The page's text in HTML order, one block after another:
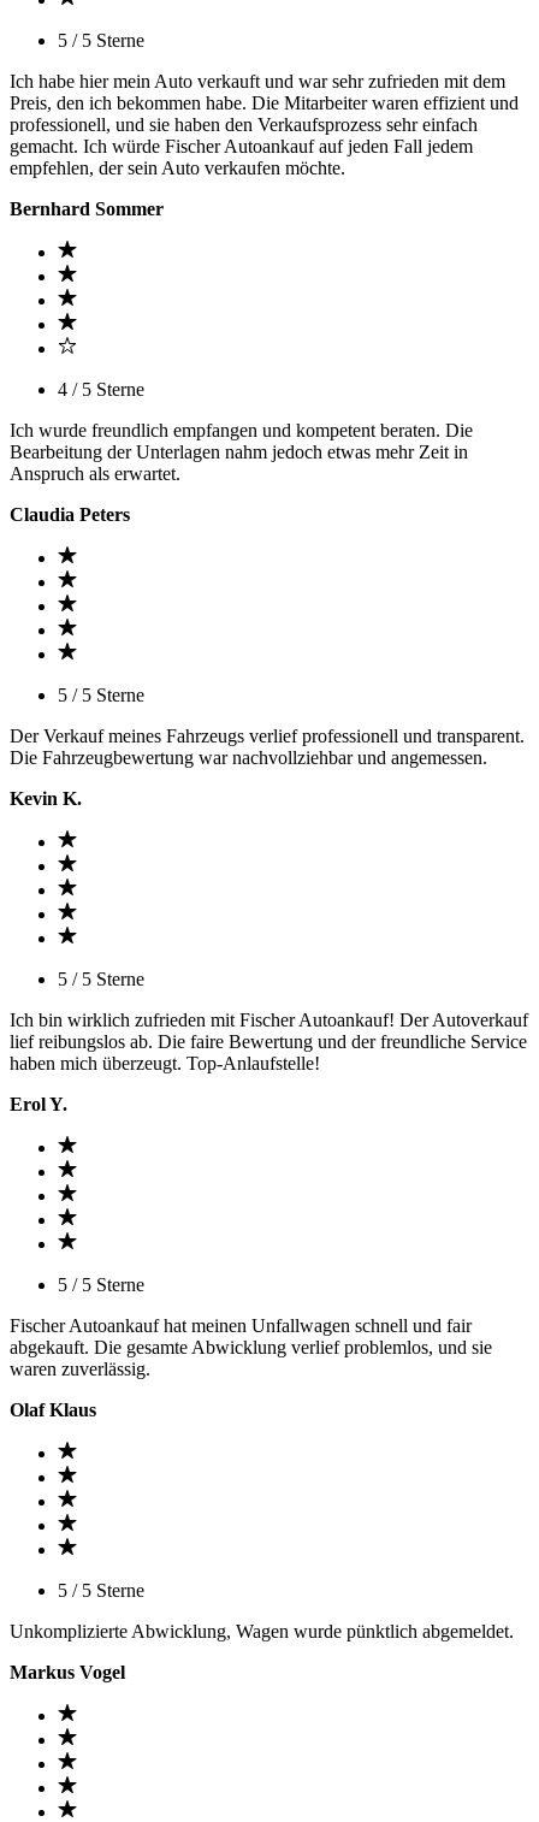
5 / 5 Sterne
Ich habe hier mein Auto verkauft und war sehr zufrieden mit dem
Preis, den ich bekommen habe. Die Mitarbeiter waren effizient und
professionell, und sie haben den Verkaufsprozess sehr einfach
gemacht. Ich würde Fischer Autoankauf auf jeden Fall jedem
empfehlen, der sein Auto verkaufen möchte.
Bernhard Sommer
4 / 5 Sterne
Ich wurde freundlich empfangen und kompetent beraten. Die
Bearbeitung der Unterlagen nahm jedoch etwas mehr Zeit in
Anspruch als erwartet.
Claudia Peters
5 / 5 Sterne
Der Verkauf meines Fahrzeugs verlief professionell und transparent.
Die Fahrzeugbewertung war nachvollziehbar und angemessen.
Kevin K.
5 / 5 Sterne
Ich bin wirklich zufrieden mit Fischer Autoankauf! Der Autoverkauf
lief reibungslos ab. Die faire Bewertung und der freundliche Service
haben mich überzeugt. Top-Anlaufstelle!
Erol Y.
5 / 5 Sterne
Fischer Autoankauf hat meinen Unfallwagen schnell und fair
abgekauft. Die gesamte Abwicklung verlief problemlos, und sie
waren zuverlässig.
Olaf Klaus
5 / 5 Sterne
Unkomplizierte Abwicklung, Wagen wurde pünktlich abgemeldet.
Markus Vogel